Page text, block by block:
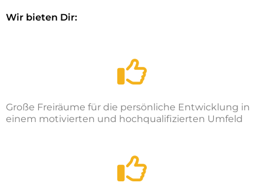
Wir bieten Dir:
Große Freiräume für die persönliche Entwicklung in
einem motivierten und hochqualifizierten Umfeld